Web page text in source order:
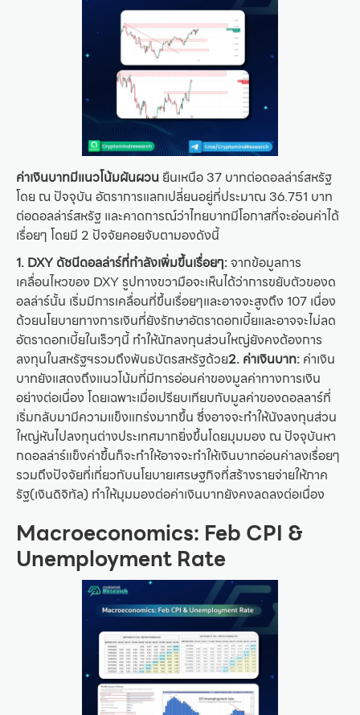
ค่าเงินบาทมีแนวโน้มผันผวน ยืนเหนือ 37 บาทต่อดอลล่าร์สหรัฐ
โดย ณ ปัจจุบัน อัตราการแลกเปลี่ยนอยู่ที่ประมาณ 36.751 บาท
ต่อดอลล่าร์สหรัฐ และคาดการณ์ว่าไทยบาทมีโอกาสที่จะอ่อนค่าได้
เรื่อยๆ โดยมี 2 ปัจจัยคอยจับตามองดังนี้
1. DXY ดัชนีดอลล่าร์ที่กำลังเพิ่มขึ้นเรื่อยๆ:จากข้อมูลการ
เคลื่อนไหวของ DXY รูปทางขวามือจะเห็นได้ว่าการขยับตัวของด
อลล่าร์นั้น เริ่มมีการเคลื่อนที่ขึ้นเรื่อยๆและอาจจะสูงถึง 107 เนื่อง
ด้วยนโยบายทางการเงินที่ยังรักษาอัตราดอกเบี้ยและอาจจะไม่ลด
อัตราดอกเบี้ยในเร็วๆนี้ ทำให้นักลงทุนส่วนใหญ่ยังคงต้องการ
ลงทุนในสหรัฐฯรวมถึงพันธบัตรสหรัฐด้วย2. ค่าเงินบาท: ค่าเงิน
บาทยังแสดงถึงแนวโน้มที่มีการอ่อนค่าของมูลค่าทางการเงิน
อย่างต่อเนื่อง โดยเฉพาะเมื่อเปรียบเทียบกับมูลค่าของดอลลาร์ที่
เริ่มกลับมามีความแข็งแกร่งมากขึ้น ซึ่งอาจจะทำให้นังลงทุนส่วน
ใหญ่หันไปลงทุนต่างประเทศมากยิ่งขึ้นโดยมุมมอง ณ ปัจจุบันหา
กดอลล่าร์แข็งค่าขึ้นก็จะทำให้อาจจะทำให้เงินบาทอ่อนค่าลงเรื่อยๆ
รวมถึงปัจจัยที่เกี่ยวกับนโยบายเศรษฐกิจที่สร้างรายจ่ายให้ภาค
รัฐ(เงินดิจิทัล) ทำให้มุมมองต่อค่าเงินบาทยังคงลดลงต่อเนื่อง
Macroeconomics: Feb CPI &
Unemployment Rate